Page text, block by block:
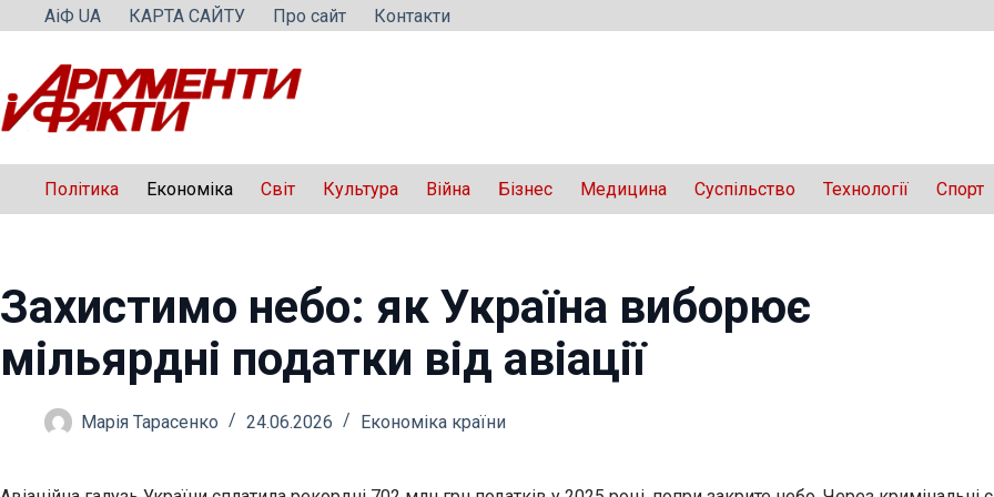
Перейти
вмісту
АіФ UA КАРТА САЙТУ Про сайт Контакти
Політика Економіка Світ Культура Війна Бізнес Медицина Суспільство Технології Спорт
Захистимо небо: як Україна виборює
мільярдні податки від авіації
Марія Тарасенко 24.06.2026 Економіка країни